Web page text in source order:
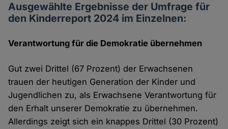
Ausgewählte Ergebnisse der Umfrage für
den Kinderreport 2024 im Einzelnen:
Verantwortung für die Demokratie übernehmen
Gut zwei Drittel (67 Prozent) der Erwachsenen
trauen der heutigen Generation der Kinder und
Jugendlichen zu, als Erwachsene Verantwortung für
den Erhalt unserer Demokratie zu übernehmen.
Allerdings zeigt sich ein knappes Drittel (30 Prozent)